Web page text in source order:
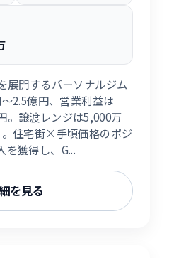
展開するパーソナルジム
2.5億円、営業利益は
。譲渡レンジは5,000万
住宅街×手頃価格のポジ
を獲得し、G...
を見る